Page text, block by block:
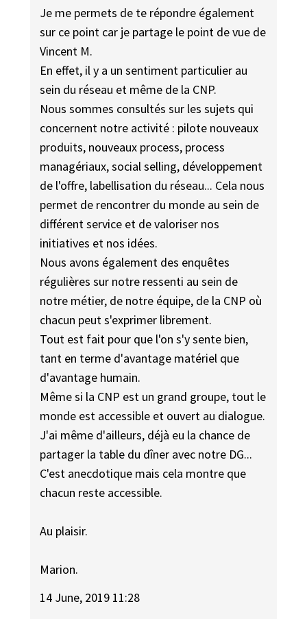
Je me permets de te répondre également
sur ce point car je partage le point de vue de
Vincent M.
En effet, il y a un sentiment particulier au
sein du réseau et même de la CNP.
Nous sommes consultés sur les sujets qui
concernent notre activité : pilote nouveaux
produits, nouveaux process, process
managériaux, social selling, développement
de l'offre, labellisation du réseau... Cela nous
permet de rencontrer du monde au sein de
différent service et de valoriser nos
initiatives et nos idées.
Nous avons également des enquêtes
régulières sur notre ressenti au sein de
notre métier, de notre équipe, de la CNP où
chacun peut s'exprimer librement.
Tout est fait pour que l'on s'y sente bien,
tant en terme d'avantage matériel que
d'avantage humain.
Même si la CNP est un grand groupe, tout le
monde est accessible et ouvert au dialogue.
J'ai même d'ailleurs, déjà eu la chance de
partager la table du dîner avec notre DG...
C'est anecdotique mais cela montre que
chacun reste accessible.
Au plaisir.
Marion.
14 June, 2019 11:28